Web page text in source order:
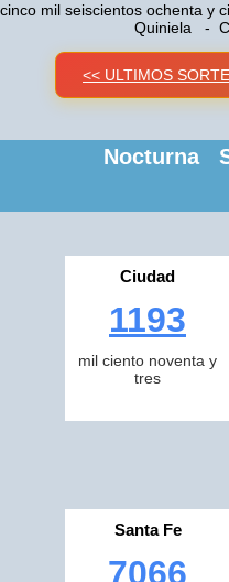
cinco mil seiscientos ochenta y
Quiniela -
<< ULTIMOS
Nocturna
Ciudad
1193
mil ciento noventa y
tres
Santa Fe
7066